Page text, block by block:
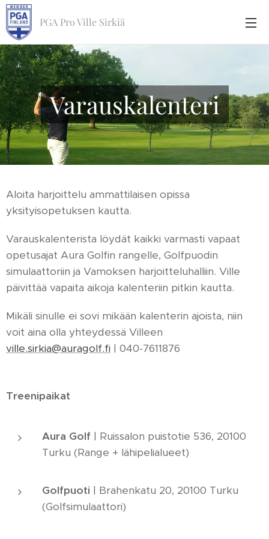
PGA Pro Ville Sirkiä
Varauskalenteri
Aloita harjoittelu ammattilaisen opissa
yksityisopetuksen kautta.
Varauskalenterista löydät kaikki varmasti vapaat
opetusajat Aura Golfin rangelle, Golfpuodin
simulaattoriin ja Vamoksen harjoitteluhalliin. Ville
päivittää vapaita aikoja kalenteriin pitkin kautta.
Mikäli sinulle ei sovi mikään kalenterin ajoista, niin
voit aina olla yhteydessä Villeen
ville.sirkia@auragolf.fi | 040-7611876
Treenipaikat
Aura Golf | Ruissalon puistotie 536, 20100
Turku (Range + lähipelialueet)
Golfpuoti | Brahenkatu 20, 20100 Turku
(Golfsimulaattori)